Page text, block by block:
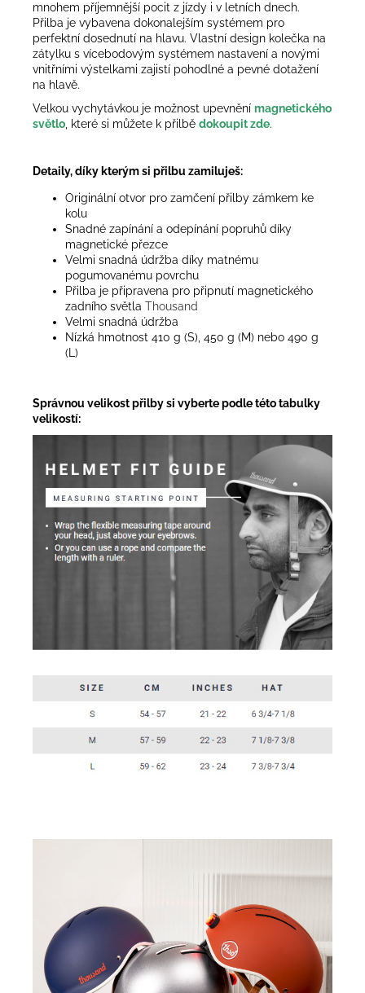
mnohem příjemnější pocit z jízdy i v letních dnech.
Přilba je vybavena dokonalejším systémem pro
perfektní dosednutí na hlavu. Vlastní design kolečka na
zátylku s vícebodovým systémem nastavení a novými
vnitřními výstelkami zajistí pohodlné a pevné dotažení
na hlavě.
Velkou vychytávkou je možnost upevnění magnetického
světlo, které si můžete k přilbě dokoupit zde.
Detaily, díky kterým si přilbu zamiluješ:
Originální otvor pro zamčení přilby zámkem ke
kolu
Snadné zapínání a odepínání popruhů díky
magnetické přezce
Velmi snadná údržba díky matnému
pogumovanému povrchu
Přilba je připravena pro připnutí magnetického
zadního světla Thousand
Velmi snadná údržba
Nízká hmotnost 410 g (S), 450 g (M) nebo 490 g
(L)
Správnou velikost přilby si vyberte podle této tabulky
velikostí: